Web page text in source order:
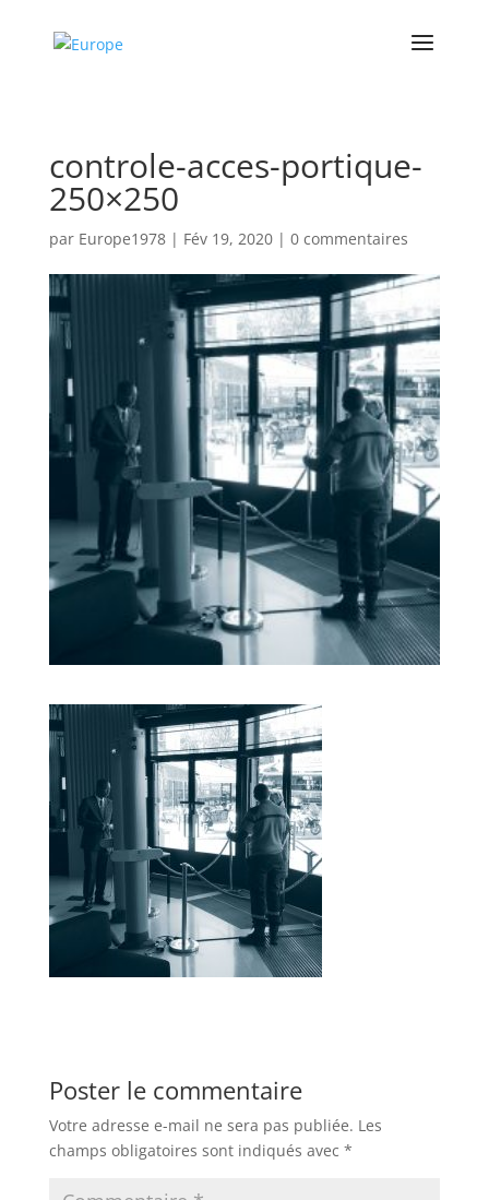
controle-acces-portique-
250×250
par Europe1978| Fév 19, 2020| 0 commentaires
Poster le commentaire
Votre adresse e-mail ne sera pas publiée. Les
champs obligatoires sont indiqués avec *